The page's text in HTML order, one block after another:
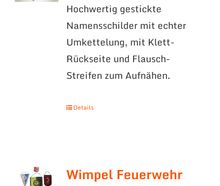
Hochwertig gestickte
Namensschilder mit echter
Umkettelung, mit Klett-
Rückseite und Flausch-
Streifen zum Aufnähen.
Details
Wimpel Feuerwehr